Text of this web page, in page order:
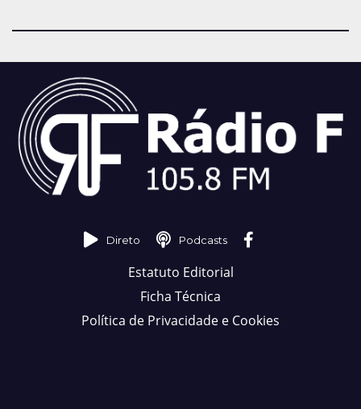
Direto Podcasts
Estatuto Editorial
Ficha Técnica
Política de Privacidade e Cookies